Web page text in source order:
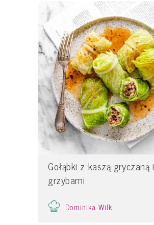
Gołąbki z kaszą gryczaną i
grzybami
Dominika Wilk